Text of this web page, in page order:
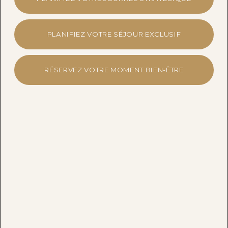
PLANIFIEZ VOTRE SÉJOUR EXCLUSIF
RÉSERVEZ VOTRE MOMENT BIEN-ÊTRE